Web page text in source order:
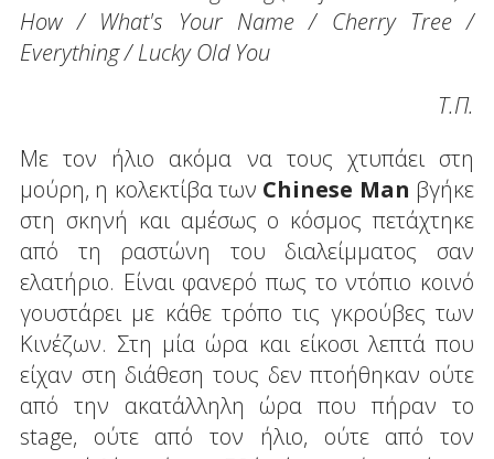
How / What's Your Name / Cherry Tree /
Everything / Lucky Old You
Τ.Π.
Με τον ήλιο ακόμα να τους χτυπάει στη
μούρη, η κολεκτίβα των Chinese Man βγήκε
στη σκηνή και αμέσως ο κόσμος πετάχτηκε
από τη ραστώνη του διαλείμματος σαν
ελατήριο. Είναι φανερό πως το ντόπιο κοινό
γουστάρει με κάθε τρόπο τις γκρούβες των
Κινέζων. Στη μία ώρα και είκοσι λεπτά που
είχαν στη διάθεση τους δεν πτοήθηκαν ούτε
από την ακατάλληλη ώρα που πήραν το
stage, ούτε από τον ήλιο, ούτε από τον